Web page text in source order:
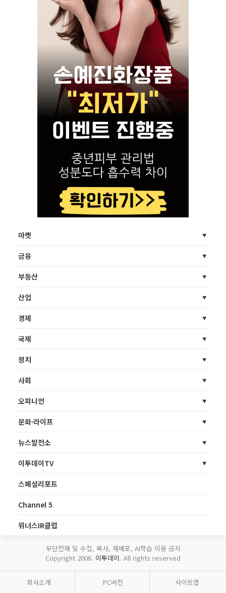
마켓
금융
부동산
산업
경제
국제
정치
사회
오피니언
문화·라이프
뉴스발전소
이투데이TV
스페셜리포트
Channel 5
위너스IR클럽
무단전재 및 수집, 복사, 재배포, AI학습 이용 금지
Copyright 2006. 이투데이. All rights reserved
회사소개 PC버전 사이트맵